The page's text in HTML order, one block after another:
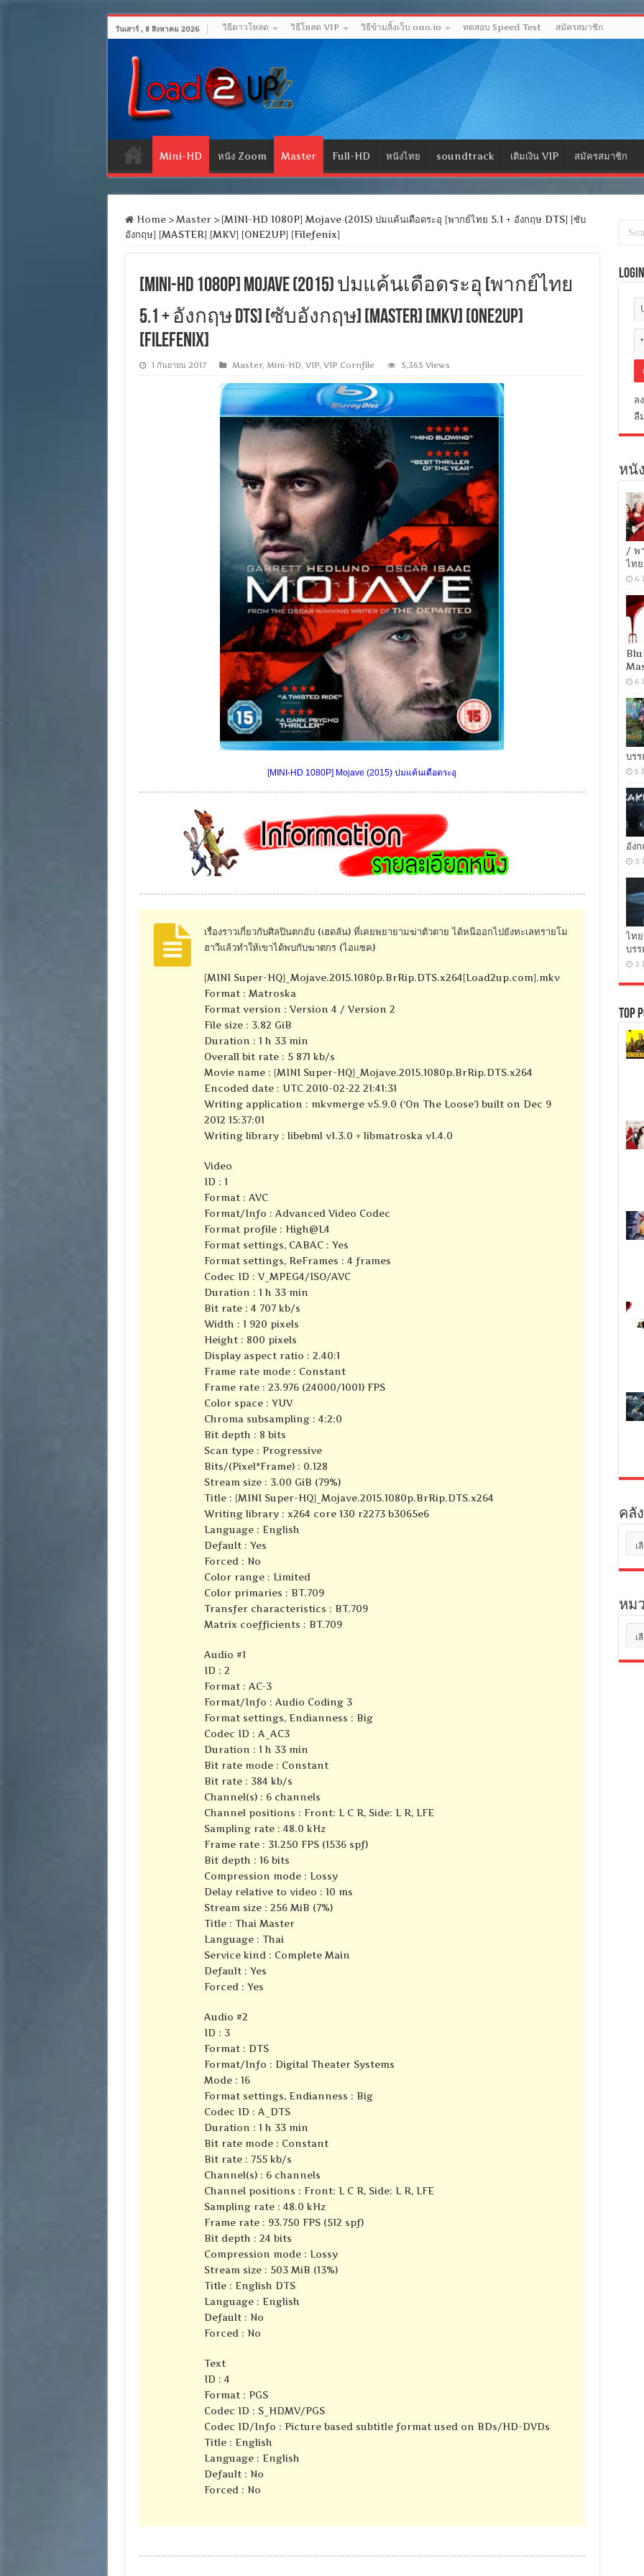
วันเสาร์ , 8 สิงหาคม 2026 วิธีดาวโหลด วิธีโหลด VIP วิธีข้ามลิ้งเว็บ ouo.io ทดสอบ Speed Test สมัครสมาชิก
Mini-HD หนัง Zoom Master Full-HD หนังไทย soundtrack เติมเงิน VIP สมัครสมาชิก
Home > Master > [MINI-HD 1080P] Mojave (2015) ปมแค้นเดือดระอุ [พากย์ไทย 5.1 + อังกฤษ DTS] [ซับ
อังกฤษ] [MASTER] [MKV] [ONE2UP] [Filefenix]
[MINI-HD 1080P] Mojave (2015) ปมแค้นเดือดระอุ [พากย์ไทย
5.1 + อังกฤษ DTS] [ซับอังกฤษ] [MASTER] [MKV] [ONE2UP]
[Filefenix]
1 กันยายน 2017 Master, Mini-HD, VIP, VIP Cornfile 5,365 Views
[MINI-HD 1080P] Mojave (2015) ปมแค้นเดือดระอุ
เรื่องราวเกี่ยวกับศิลปินตกอับ (เฮดลัน) ที่เคยพยายามฆ่าตัวตาย ได้หนีออกไปยังทะเลทรายโม
ฮาวีแล้วทำให้เขาได้พบกับฆาตกร (ไอแซค)
{MINI Super-HQ}_Mojave.2015.1080p.BrRip.DTS.x264[Load2up.com].mkv
Format : Matroska
Format version : Version 4 / Version 2
File size : 3.82 GiB
Duration : 1 h 33 min
Overall bit rate : 5 871 kb/s
Movie name : {MINI Super-HQ}_Mojave.2015.1080p.BrRip.DTS.x264
Encoded date : UTC 2010-02-22 21:41:31
Writing application : mkvmerge v5.9.0 (‘On The Loose’) built on Dec 9
2012 15:37:01
Writing library : libebml v1.3.0 + libmatroska v1.4.0
Video
ID : 1
Format : AVC
Format/Info : Advanced Video Codec
Format profile : High@L4
Format settings, CABAC : Yes
Format settings, ReFrames : 4 frames
Codec ID : V_MPEG4/ISO/AVC
Duration : 1 h 33 min
Bit rate : 4 707 kb/s
Width : 1 920 pixels
Height : 800 pixels
Display aspect ratio : 2.40:1
Frame rate mode : Constant
Frame rate : 23.976 (24000/1001) FPS
Color space : YUV
Chroma subsampling : 4:2:0
Bit depth : 8 bits
Scan type : Progressive
Bits/(Pixel*Frame) : 0.128
Stream size : 3.00 GiB (79%)
Title : {MINI Super-HQ}_Mojave.2015.1080p.BrRip.DTS.x264
Writing library : x264 core 130 r2273 b3065e6
Language : English
Default : Yes
Forced : No
Color range : Limited
Color primaries : BT.709
Transfer characteristics : BT.709
Matrix coefficients : BT.709
Audio #1
ID : 2
Format : AC-3
Format/Info : Audio Coding 3
Format settings, Endianness : Big
Codec ID : A_AC3
Duration : 1 h 33 min
Bit rate mode : Constant
Bit rate : 384 kb/s
Channel(s) : 6 channels
Channel positions : Front: L C R, Side: L R, LFE
Sampling rate : 48.0 kHz
Frame rate : 31.250 FPS (1536 spf)
Bit depth : 16 bits
Compression mode : Lossy
Delay relative to video : 10 ms
Stream size : 256 MiB (7%)
Title : Thai Master
Language : Thai
Service kind : Complete Main
Default : Yes
Forced : Yes
Audio #2
ID : 3
Format : DTS
Format/Info : Digital Theater Systems
Mode : 16
Format settings, Endianness : Big
Codec ID : A_DTS
Duration : 1 h 33 min
Bit rate mode : Constant
Bit rate : 755 kb/s
Channel(s) : 6 channels
Channel positions : Front: L C R, Side: L R, LFE
Sampling rate : 48.0 kHz
Frame rate : 93.750 FPS (512 spf)
Bit depth : 24 bits
Compression mode : Lossy
Stream size : 503 MiB (13%)
Title : English DTS
Language : English
Default : No
Forced : No
Text
ID : 4
Format : PGS
Codec ID : S_HDMV/PGS
Codec ID/Info : Picture based subtitle format used on BDs/HD-DVDs
Title : English
Language : English
Default : No
Forced : No
Login
ล
ลื
หนั
/ พ
ไท
6
6
บร
5
อัง
3
ไท
บร
3
Top
คลั
เก็บ
หม
หมู่